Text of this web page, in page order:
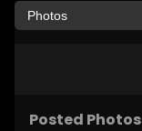
Posted Photos